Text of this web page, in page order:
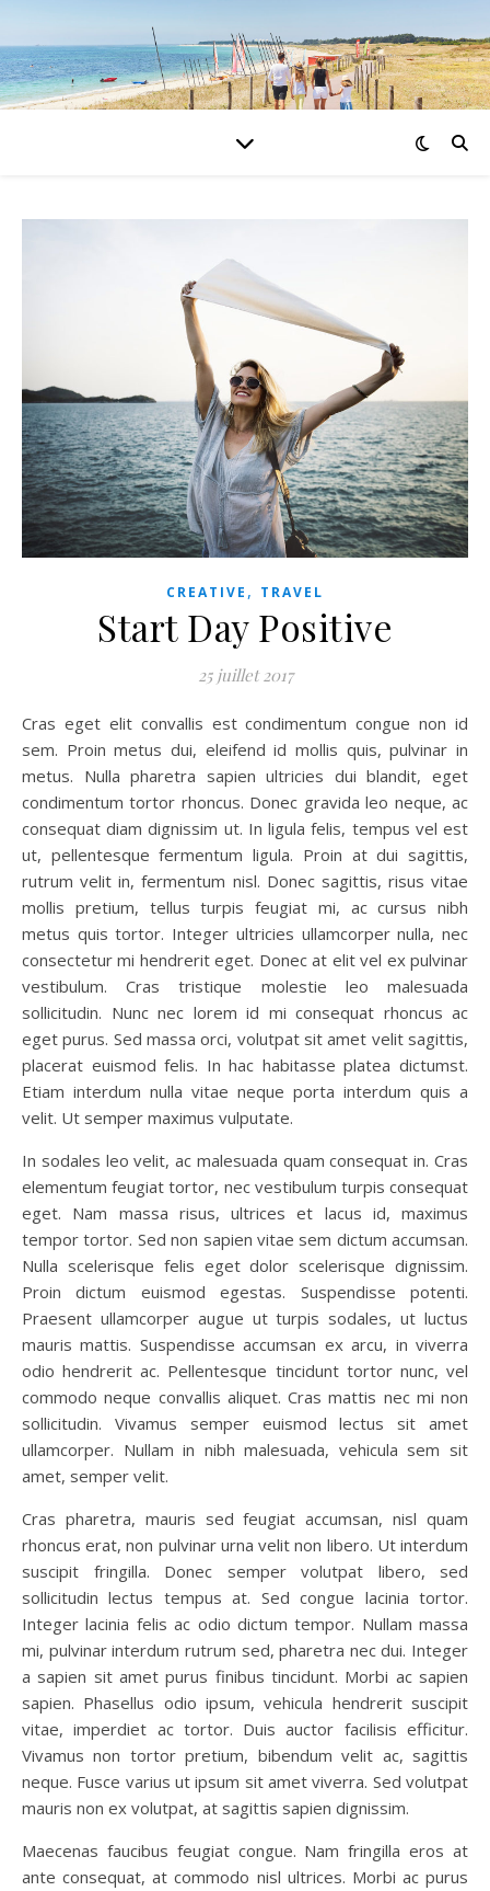
CREATIVE , TRAVEL
Start Day Positive
25 juillet 2017
Cras eget elit convallis est condimentum congue non id
sem. Proin metus dui, eleifend id mollis quis, pulvinar in
metus. Nulla pharetra sapien ultricies dui blandit, eget
condimentum tortor rhoncus. Donec gravida leo neque, ac
consequat diam dignissim ut. In ligula felis, tempus vel est
ut, pellentesque fermentum ligula. Proin at dui sagittis,
rutrum velit in, fermentum nisl. Donec sagittis, risus vitae
mollis pretium, tellus turpis feugiat mi, ac cursus nibh
metus quis tortor. Integer ultricies ullamcorper nulla, nec
consectetur mi hendrerit eget. Donec at elit vel ex pulvinar
vestibulum. Cras tristique molestie leo malesuada
sollicitudin. Nunc nec lorem id mi consequat rhoncus ac
eget purus. Sed massa orci, volutpat sit amet velit sagittis,
placerat euismod felis. In hac habitasse platea dictumst.
Etiam interdum nulla vitae neque porta interdum quis a
velit. Ut semper maximus vulputate.
In sodales leo velit, ac malesuada quam consequat in. Cras
elementum feugiat tortor, nec vestibulum turpis consequat
eget. Nam massa risus, ultrices et lacus id, maximus
tempor tortor. Sed non sapien vitae sem dictum accumsan.
Nulla scelerisque felis eget dolor scelerisque dignissim.
Proin dictum euismod egestas. Suspendisse potenti.
Praesent ullamcorper augue ut turpis sodales, ut luctus
mauris mattis. Suspendisse accumsan ex arcu, in viverra
odio hendrerit ac. Pellentesque tincidunt tortor nunc, vel
commodo neque convallis aliquet. Cras mattis nec mi non
sollicitudin. Vivamus semper euismod lectus sit amet
ullamcorper. Nullam in nibh malesuada, vehicula sem sit
amet, semper velit.
Cras pharetra, mauris sed feugiat accumsan, nisl quam
rhoncus erat, non pulvinar urna velit non libero. Ut interdum
suscipit fringilla. Donec semper volutpat libero, sed
sollicitudin lectus tempus at. Sed congue lacinia tortor.
Integer lacinia felis ac odio dictum tempor. Nullam massa
mi, pulvinar interdum rutrum sed, pharetra nec dui. Integer
a sapien sit amet purus finibus tincidunt. Morbi ac sapien
sapien. Phasellus odio ipsum, vehicula hendrerit suscipit
vitae, imperdiet ac tortor. Duis auctor facilisis efficitur.
Vivamus non tortor pretium, bibendum velit ac, sagittis
neque. Fusce varius ut ipsum sit amet viverra. Sed volutpat
mauris non ex volutpat, at sagittis sapien dignissim.
Maecenas faucibus feugiat congue. Nam fringilla eros at
ante consequat, at commodo nisl ultrices. Morbi ac purus